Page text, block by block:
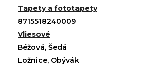
Tapety a fototapety
8715518240009
Vliesové
Béžová, Šedá
Ložnice, Obývák